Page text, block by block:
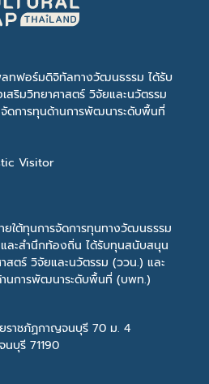
ทฟอร์มดิจิทัลทางวัฒนธรรม ได้รับ
ริมวิทยาศาสตร์ วิจัยและนวัตรรม
ดการทุนด้านการพัฒนาระดับพื้นที่
Visitor
ยใต้ทุนการจัดการทุนทางวัฒนธรรม
ละสำนึกท้องถิ่น ได้รับทุนสนับสนุน
ตร์ วิจัยและนวัตรรม (ววน.) และ
านการพัฒนาระดับพื้นที่ (บพท.)
ราชภัฏกาญจนบุรี 70 ม. 4
บุรี 71190